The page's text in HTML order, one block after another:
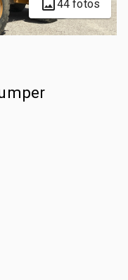
44 fotos